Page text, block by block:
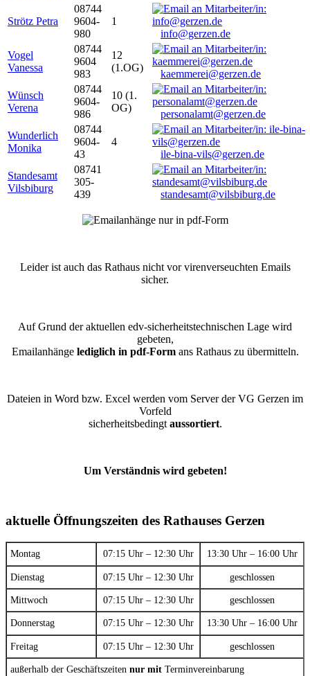
Strötz Petra
08744
9604-
980
1
info@gerzen.de
Vogel
Vanessa
08744
9604
983
12
(1.OG)
kaemmerei@gerzen.de
Wünsch
Verena
08744
9604-
986
10 (1.
OG)
personalamt@gerzen.de
Wunderlich
Monika
08744
9604-
43
4
ile-bina-vils@gerzen.de
Standesamt
Vilsbiburg
08741
305-
439
standesamt@vilsbiburg.de
Leider ist auch das Rathaus nicht vor virenverseuchten Emails
sicher.
Auf Grund der aktuellen edv-sicherheitstechnischen Lage wird
gebeten,
Emailanhänge lediglich in pdf-Formans Rathaus zu übermitteln.
Dateien in Word bzw. Excel werden vom Server der VG Gerzen im
Vorfeld
sicherheitsbedingt aussortiert.
Um Verständnis wird gebeten!
aktuelle Öffnungszeiten des Rathauses Gerzen
Montag 07:15 Uhr – 12:30 Uhr 13:30 Uhr – 16:00 Uhr
Dienstag 07:15 Uhr – 12:30 Uhr geschlossen
Mittwoch 07:15 Uhr – 12:30 Uhr geschlossen
Donnerstag 07:15 Uhr – 12:30 Uhr 13:30 Uhr – 16:00 Uhr
Freitag 07:15 Uhr – 12:30 Uhr geschlossen
außerhalb der Geschäftszeiten nur mit Terminvereinbarung